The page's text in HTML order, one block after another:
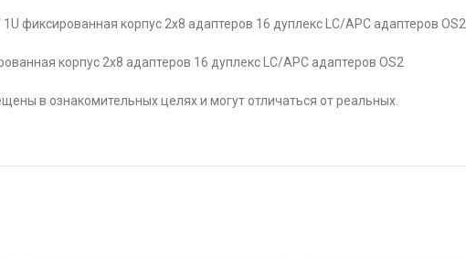
фиксированная корпус 2х8 адаптеров 16 дуплекс LC/APC адаптеров OS2
корпус 2х8 адаптеров 16 дуплекс LC/APC адаптеров OS2
в ознакомительных целях и могут отличаться от реальных.